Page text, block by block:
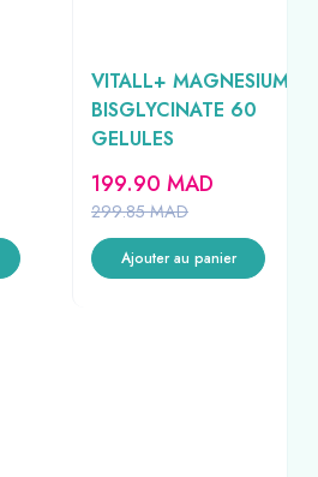
VITALL+ MAGNESIUM
BISGLYCINATE 60
GELULES
299.85MAD
199.90 MAD
Ajouter au panier